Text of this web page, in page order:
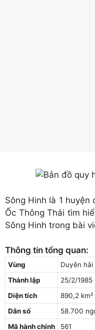
Sông Hinh là 1 huyện
Ốc Thông Thái tìm
Sông Hinh trong bài
Thông tin tổng quan:
Vùng
Duyên hải
Thành lập
25/2/1985
Diện tích
890,2 km²
Dân số
58.700
Mã hành chính
561